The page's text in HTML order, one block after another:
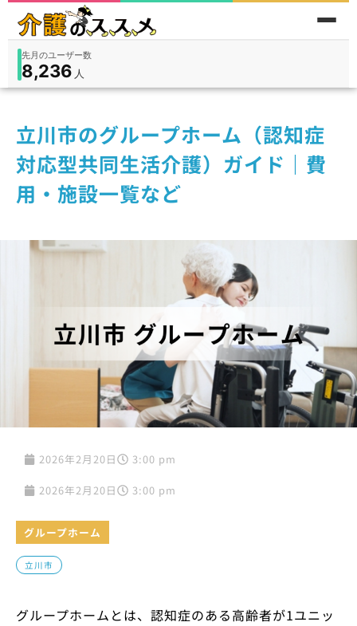
在宅9,360入所3,194
人
累計問い合わせ数
185件
立川市のグループホーム（認知症
対応型共同生活介護）ガイド｜費
用・施設一覧など
2026年2月20日 3:00 pm
2026年2月20日 3:00 pm
グループホーム
立川市
グループホームとは、認知症のある高齢者が1ユニッ